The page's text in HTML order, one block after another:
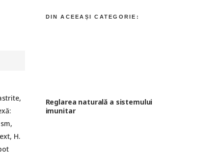
H.
Reglarea naturală a sistemului
imunitar